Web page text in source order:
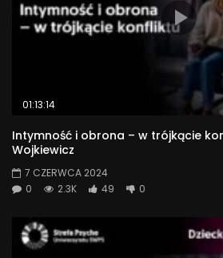
01:13:14
Intymność i obrona – w trójkącie
Wojkiewicz
7 CZERWCA 2024
0
2.3K 49 0